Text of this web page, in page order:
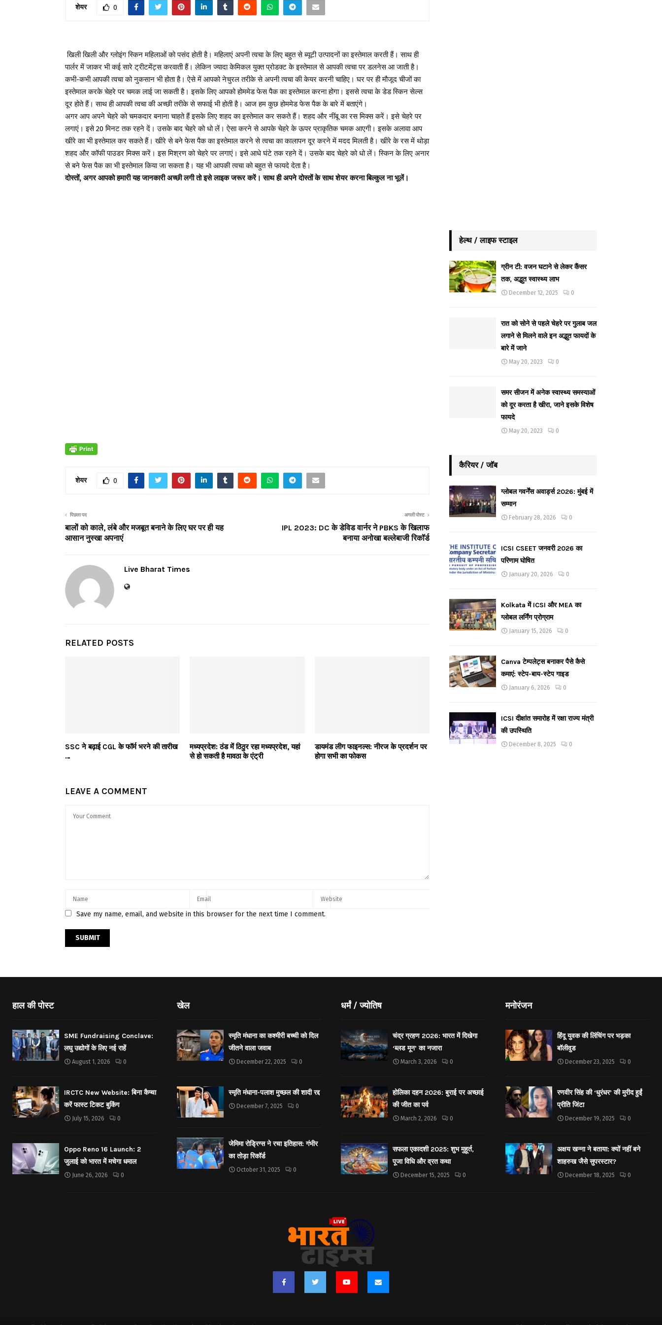
शेयर 0
खिली खिली और ग्लोइंग स्किन महिलाओं को पसंद होती है। महिलाएं अपनी त्वचा के लिए बहुत से ब्यूटी उत्पादनों का इस्तेमाल करती हैं। साथ ही
पार्लर में जाकर भी कई सारे ट्रीटमेंट्स करवाती हैं। लेकिन ज्यादा केमिकल युक्त प्रोडक्ट के इस्तेमाल से आपकी त्वचा पर डलनेस आ जाती है।
कभी-कभी आपकी त्वचा को नुकसान भी होता है। ऐसे में आपको नेचुरल तरीके से अपनी त्वचा की केयर करनी चाहिए। घर पर ही मौजूद चीजों का
इस्तेमाल करके चेहरे पर चमक लाई जा सकती है। इसके लिए आपको होममेड फेस पैक का इस्तेमाल करना होगा। इससे त्वचा के डेड स्किन सेल्स
दूर होते हैं। साथ ही आपकी त्वचा की अच्छी तरीके से सफाई भी होती है। आज हम कुछ होममेड फेस पैक के बारे में बताएंगे।
अगर आप अपने चेहरे को चमकदार बनाना चाहते हैं इसके लिए शहद का इस्तेमाल कर सकते हैं। शहद और नींबू का रस मिक्स करें। इसे चेहरे पर
लगाएं। इसे 20 मिनट तक रहने दें। उसके बाद चेहरे को धो लें। ऐसा करने से आपके चेहरे के ऊपर प्राकृतिक चमक आएगी। इसके अलावा आप
खीरे का भी इस्तेमाल कर सकते हैं। खीरे से बने फेस पैक का इस्तेमाल करने से त्वचा का कालापन दूर करने में मदद मिलती है। खीरे के रस में थोड़ा
शहद और कॉफी पाउडर मिक्स करें। इस मिश्रण को चेहरे पर लगाएं। इसे आधे घंटे तक रहने दें। उसके बाद चेहरे को धो लें। स्किन के लिए अनार
से बने फेस पैक का भी इस्तेमाल किया जा सकता है। यह भी आपकी त्वचा को बहुत से फायदे देता है।
दोस्तों, अगर आपको हमारी यह जानकारी अच्छी लगी तो इसे लाइक जरूर करें। साथ ही अपने दोस्तों के साथ शेयर करना बिल्कुल ना भूलें।
शेयर 0
पिछला पद
बालों को काले, लंबे और मजबूत बनाने के लिए घर पर ही यह
आसान नुस्खा अपनाएं
अगली पोस्ट
IPL 2023: DC के डेविड वार्नर ने PBKS के खिलाफ
बनाया अनोखा बल्लेबाजी रिकॉर्ड
Live Bharat Times
RELATED POSTS
SSC ने बढ़ाई CGL के फॉर्म भरने की तारीख
…
मध्यप्रदेश: ठंड में ठिठुर रहा मध्यप्रदेश, यहां
से हो सकती है मावठा के एंट्री
डायमंड लीग फाइनल्स: नीरज के प्रदर्शन पर
होगा सभी का फोकस
LEAVE A COMMENT
Save my name, email, and website in this browser for the next time I comment.
हेल्थ / लाइफ स्टाइल
ग्रीन टी: वजन घटाने से लेकर कैंसर
तक, अद्भुत स्वास्थ्य लाभ
December 12, 2025 0
रात को सोने से पहले चेहरे पर गुलाब जल
लगाने से मिलने वाले इन अद्भुत फायदों के
बारे में जाने
May 20, 2023 0
समर सीजन में अनेक स्वास्थ्य समस्याओं
को दूर करता है खीरा, जाने इसके विशेष
फायदे
May 20, 2023 0
कैरियर / जॉब
ग्लोबल गवर्नेंस अवार्ड्स 2026: मुंबई में
सम्मान
February 28, 2026 0
ICSI CSEET जनवरी 2026 का
परिणाम घोषित
January 20, 2026 0
Kolkata में ICSI और MEA का
ग्लोबल लर्निंग प्रोग्राम
January 15, 2026 0
Canva टेम्पलेट्स बनाकर पैसे कैसे
कमाएं: स्टेप-बाय-स्टेप गाइड
January 6, 2026 0
ICSI दीक्षांत समारोह में रक्षा राज्य मंत्री
की उपस्थिति
December 8, 2025 0
हाल की पोस्ट
SME Fundraising Conclave:
लघु उद्योगों के लिए नई राहें
August 1, 2026 0
IRCTC New Website: बिना कैप्चा
करें फास्ट टिकट बुकिंग
July 15, 2026 0
Oppo Reno 16 Launch: 2
जुलाई को भारत में मचेगा धमाल
June 26, 2026 0
खेल
स्मृति मंधाना का कश्मीरी बच्ची को दिल
जीतने वाला जवाब
December 22, 2025 0
स्मृति मंधाना-पलाश मुच्छल की शादी रद्द
December 7, 2025 0
जेमिमा रोड्रिग्स ने रचा इतिहास: गंभीर
का तोड़ा रिकॉर्ड
October 31, 2025 0
धर्मं / ज्योतिष
चंद्र ग्रहण 2026: भारत में दिखेगा
‘ब्लड मून’ का नजारा
March 3, 2026 0
होलिका दहन 2026: बुराई पर अच्छाई
की जीत का पर्व
March 2, 2026 0
सफला एकादशी 2025: शुभ मुहूर्त,
पूजा विधि और व्रत कथा
December 15, 2025 0
मनोरंजन
हिंदू युवक की लिंचिंग पर भड़का
बॉलीवुड
December 23, 2025 0
रणवीर सिंह की ‘धुरंधर’ की मुरीद हुईं
प्रीति जिंटा
December 19, 2025 0
अक्षय खन्ना ने बताया: क्यों नहीं बने
शाहरुख जैसे सुपरस्टार?
December 18, 2025 0